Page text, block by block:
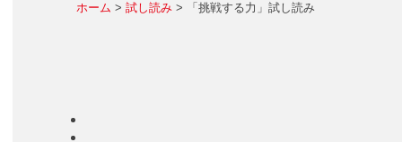
ホーム > 試し読み > 「挑戦する力」試し読み